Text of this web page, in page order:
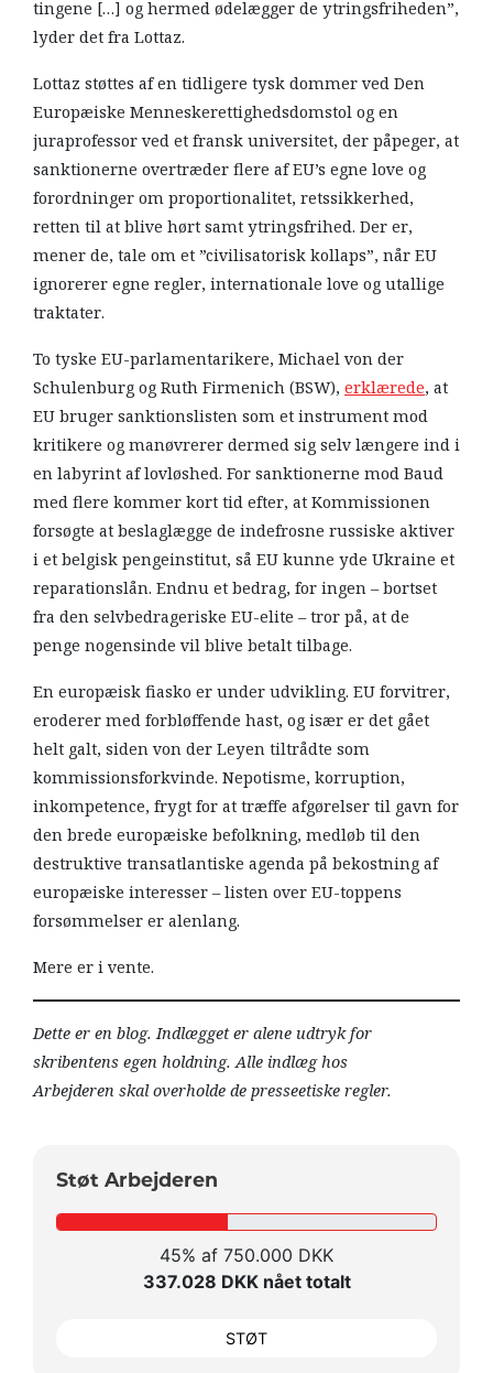
tingene […] og hermed ødelægger de ytringsfriheden”,
lyder det fra Lottaz.
Lottaz støttes af en tidligere tysk dommer ved Den
Europæiske Menneskerettighedsdomstol og en
juraprofessor ved et fransk universitet, der påpeger, at
sanktionerne overtræder flere af EU’s egne love og
forordninger om proportionalitet, retssikkerhed,
retten til at blive hørt samt ytringsfrihed. Der er,
mener de, tale om et ”civilisatorisk kollaps”, når EU
ignorerer egne regler, internationale love og utallige
traktater.
To tyske EU-parlamentarikere, Michael von der
Schulenburg og Ruth Firmenich (BSW), erklærede, at
EU bruger sanktionslisten som et instrument mod
kritikere og manøvrerer dermed sig selv længere ind i
en labyrint af lovløshed. For sanktionerne mod Baud
med flere kommer kort tid efter, at Kommissionen
forsøgte at beslaglægge de indefrosne russiske aktiver
i et belgisk pengeinstitut, så EU kunne yde Ukraine et
reparationslån. Endnu et bedrag, for ingen – bortset
fra den selvbedrageriske EU-elite – tror på, at de
penge nogensinde vil blive betalt tilbage.
En europæisk fiasko er under udvikling. EU forvitrer,
eroderer med forbløffende hast, og især er det gået
helt galt, siden von der Leyen tiltrådte som
kommissionsforkvinde. Nepotisme, korruption,
inkompetence, frygt for at træffe afgørelser til gavn for
den brede europæiske befolkning, medløb til den
destruktive transatlantiske agenda på bekostning af
europæiske interesser – listen over EU-toppens
forsømmelser er alenlang.
Mere er i vente.
Dette er en blog. Indlægget er alene udtryk for
skribentens egen holdning. Alle indlæg hos
Arbejderen skal overholde de presseetiske regler.
Støt Arbejderen
45% af 750.000 DKK
337.028 DKK nået totalt
STØT